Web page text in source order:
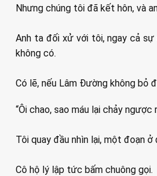
Nhưng chúng tôi đã kết hôn, và
Anh ta đối xử với tôi, ngay cả
không có.
Có lẽ, nếu Lâm Đường không bỏ
“Ôi chao, sao máu lại chảy
Tôi quay đầu nhìn lại, một đoạn
Cô hộ lý lập tức bấm chuông gọi.